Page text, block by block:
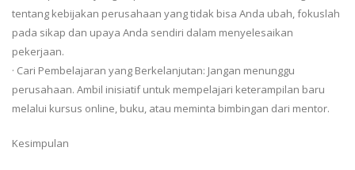
tentang kebijakan perusahaan yang tidak bisa Anda ubah, fokuslah
pada sikap dan upaya Anda sendiri dalam menyelesaikan
pekerjaan.
· Cari Pembelajaran yang Berkelanjutan: Jangan menunggu
perusahaan. Ambil inisiatif untuk mempelajari keterampilan baru
melalui kursus online, buku, atau meminta bimbingan dari mentor.
Kesimpulan